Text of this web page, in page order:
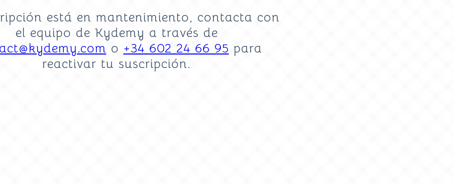
está en mantenimiento, contacta con
el equipo de Kydemy a través de
o +34 602 24 66 95 para
reactivar tu suscripción.